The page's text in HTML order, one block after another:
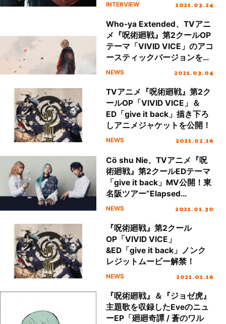
INTERVIEW 2021.03.24
Who-ya Extended、TVアニ
メ『呪術廻戦』第2クールOP
テーマ「VIVID VICE」のアコ
ースティックバージョンを公
開！
NEWS 2021.03.04
TVアニメ『呪術廻戦』第2ク
ールOP「VIVID VICE」＆
ED「give it back」描き下ろ
しアニメジャケットを公開！
NEWS 2021.02.16
Cö shu Nie、TVアニメ『呪
術廻戦』第2クールEDテーマ
「give it back」MV公開！東
名阪ツアー“Elapsed
Experiment”も開催決定
NEWS 2021.01.30
『呪術廻戦』第2クール
OP「VIVID VICE」
&ED「give it back」ノンク
レジットムービー解禁！
NEWS 2021.01.16
『呪術廻戦』＆『ジョゼ虎』
主題歌を収録したEveのニュ
ーEP「廻廻奇譚 / 蒼のワル